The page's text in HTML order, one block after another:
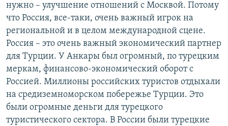
нужно – улучшение отношений с Москвой. Потому
что Россия, все-таки, очень важный игрок на
региональной и в целом международной сцене.
Россия – это очень важный экономический партнер
для Турции. У Анкары был огромный, по турецким
меркам, финансово-экономический оборот с
Россией. Миллионы российских туристов отдыхали
на средиземноморском побережье Турции. Это
были огромные деньги для турецкого
туристического сектора. В России были турецкие